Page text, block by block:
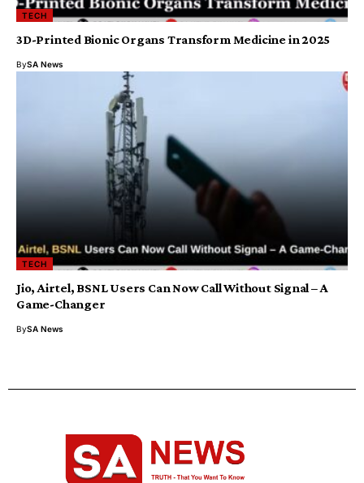
TECH
3D-Printed Bionic Organs Transform Medicine in 2025
BySA News
TECH
Jio, Airtel, BSNL Users Can Now Call Without Signal – A
Game-Changer
BySA News